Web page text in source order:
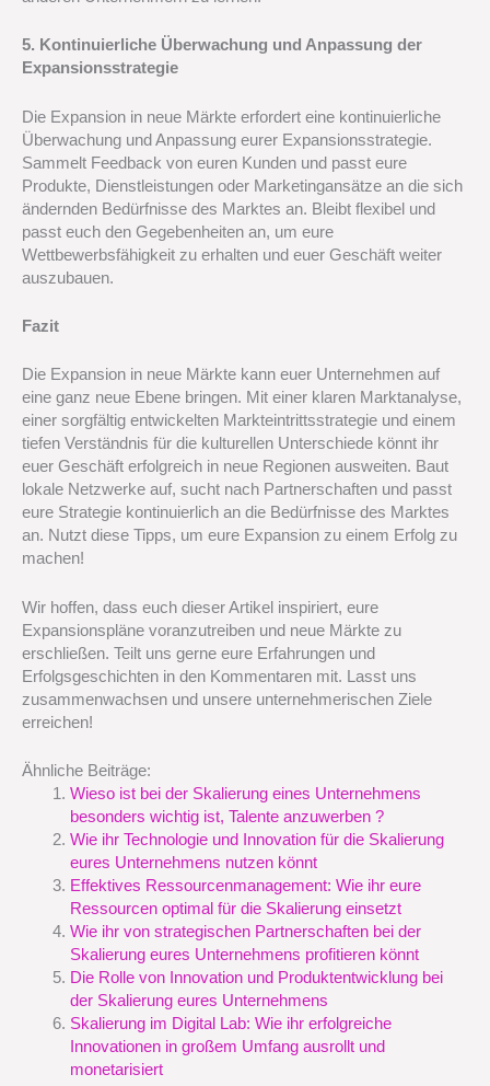
5. Kontinuierliche Überwachung und Anpassung der
Expansionsstrategie
Die Expansion in neue Märkte erfordert eine kontinuierliche
Überwachung und Anpassung eurer Expansionsstrategie.
Sammelt Feedback von euren Kunden und passt eure
Produkte, Dienstleistungen oder Marketingansätze an die sich
ändernden Bedürfnisse des Marktes an. Bleibt flexibel und
passt euch den Gegebenheiten an, um eure
Wettbewerbsfähigkeit zu erhalten und euer Geschäft weiter
auszubauen.
Fazit
Die Expansion in neue Märkte kann euer Unternehmen auf
eine ganz neue Ebene bringen. Mit einer klaren Marktanalyse,
einer sorgfältig entwickelten Markteintrittsstrategie und einem
tiefen Verständnis für die kulturellen Unterschiede könnt ihr
euer Geschäft erfolgreich in neue Regionen ausweiten. Baut
lokale Netzwerke auf, sucht nach Partnerschaften und passt
eure Strategie kontinuierlich an die Bedürfnisse des Marktes
an. Nutzt diese Tipps, um eure Expansion zu einem Erfolg zu
machen!
Wir hoffen, dass euch dieser Artikel inspiriert, eure
Expansionspläne voranzutreiben und neue Märkte zu
erschließen. Teilt uns gerne eure Erfahrungen und
Erfolgsgeschichten in den Kommentaren mit. Lasst uns
zusammenwachsen und unsere unternehmerischen Ziele
erreichen!
Ähnliche Beiträge:
Wieso ist bei der Skalierung eines Unternehmens
besonders wichtig ist, Talente anzuwerben ?
Wie ihr Technologie und Innovation für die Skalierung
eures Unternehmens nutzen könnt
Effektives Ressourcenmanagement: Wie ihr eure
Ressourcen optimal für die Skalierung einsetzt
Wie ihr von strategischen Partnerschaften bei der
Skalierung eures Unternehmens profitieren könnt
Die Rolle von Innovation und Produktentwicklung bei
der Skalierung eures Unternehmens
Skalierung im Digital Lab: Wie ihr erfolgreiche
Innovationen in großem Umfang ausrollt und
monetarisiert